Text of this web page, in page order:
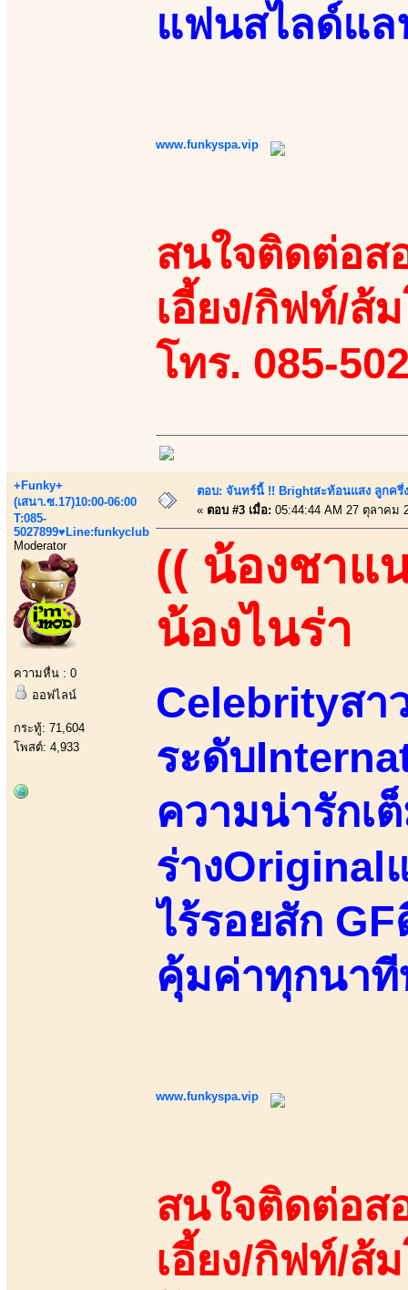
แฟนสไลด์แล
www.funkyspa.vip
สนใจติดต่อส
เอี้ยง/กิฟท์/ส้
โทร. 085-
+Funky+
(เสนา.ซ.17)10:00-06:00
T:085-
5027899♥Line:funkyclub
Moderator
ความหื่น : 0
ออฟไลน์
กระทู้: 71,604
โพสต์: 4,933
ตอบ: จันทร์นี้ !! Brightสะท้อนแสง ลูกครึ่
« ตอบ #3 เมื่อ: 05:44:44 AM 27 ตุลาคม
(( น้องชาแ
น้องไนร่า
Celebrityสา
ระดับ
ความน่ารักเ
ร่างOriginal
ไร้รอยสัก
คุ้มค่าทุกนา
www.funkyspa.vip
สนใจติดต่อส
เอี้ยง/กิฟท์/ส้